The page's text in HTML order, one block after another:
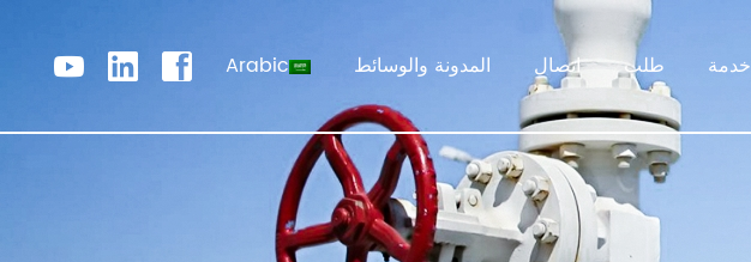
خدمة طلب اتصال المدونة والوسائط Arabic